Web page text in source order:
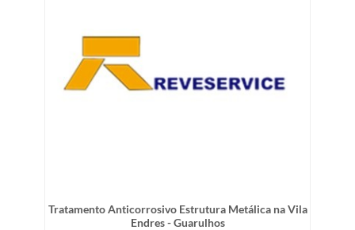
Tratamento Anticorrosivo Estrutura Metálica na Vila
Endres - Guarulhos